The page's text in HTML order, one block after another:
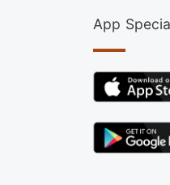
App